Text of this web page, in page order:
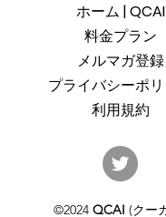
産総研のG-QuATに冷却
(中性原子)方式の米国
ホーム | QCAI
料金プラン
メルマガ登録
プライバシーポ
利用規約
©2024 QCAI (クー